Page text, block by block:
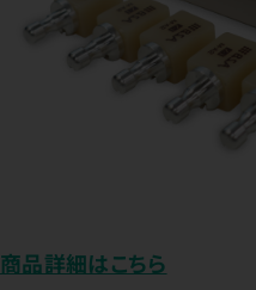
商品詳細はこちら